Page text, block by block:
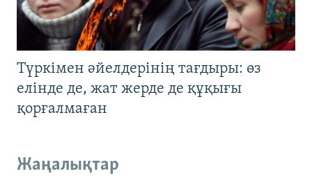
Түркімен әйелдерінің тағдыры: өз
елінде де, жат жерде де құқығы
қорғалмаған
Жаңалықтар